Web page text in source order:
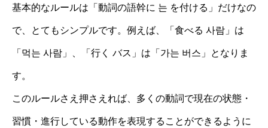
基本的なルールは「動詞の語幹に 는 を付ける」だけなの
で、とてもシンプルです。例えば、「食べる 사람」は
「먹는 사람」、「行く バス」は「가는 버스」となりま
す。
このルールさえ押さえれば、多くの動詞で現在の状態・
習慣・進行している動作を表現することができるように